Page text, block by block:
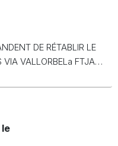
DE RÉTABLIR LE
VIA VALLORBELa FTJA…